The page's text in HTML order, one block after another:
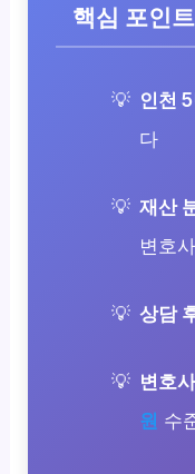
핵심 포인트
인천
다
재산
변호
상담
변호
원 수